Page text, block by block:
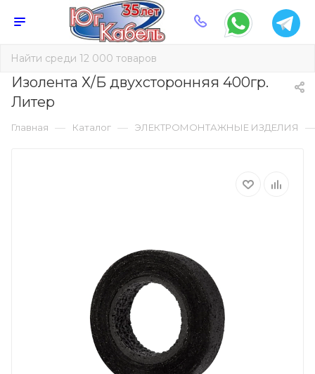
Изолента Х/Б двухсторонняя 400гр.
Литер
Главная — Каталог — ЭЛЕКТРОМОНТАЖНЫЕ ИЗДЕЛИЯ —